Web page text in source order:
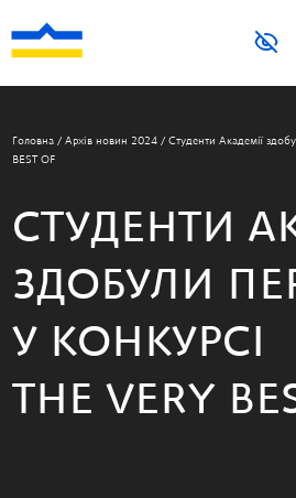
Головна / Архів новин 2024 / Студенти Академії
BEST OF
СТУДЕНТИ
ЗДОБУЛИ
У КОНКУРСІ
THE VERY